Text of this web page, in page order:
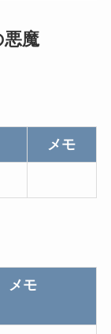
魔
メモ
メモ